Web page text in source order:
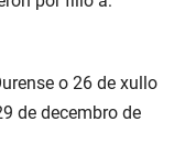
o 26 de xullo
de decembro de